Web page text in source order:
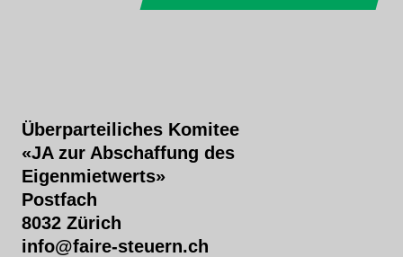
Überparteiliches Komitee
«JA zur Abschaffung des
Eigenmietwerts»
Postfach
8032 Zürich
info@faire-steuern.ch